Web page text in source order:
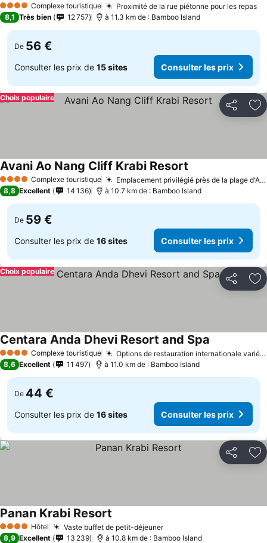
4 Étoiles Complexe touristique Proximité de la rue piétonne pour les repas
8,1 Très bien 12 757 à 11.3 km de : Bamboo Island
De 56 €
Consulter les prix de 15 sites Consulter les prix
Partager
Choix populaire
4 Étoiles Complexe touristique Emplacement privilégié près de la plage d'Ao Nang
Avani Ao Nang Cliff Krabi Resort
8,8 Excellent 14 136 à 10.7 km de : Bamboo Island
De 59 €
Consulter les prix de 16 sites Consulter les prix
Partager
Choix populaire
4 Étoiles Complexe touristique Options de restauration internationale variées
Centara Anda Dhevi Resort and Spa
8,6 Excellent 11 497 à 11.0 km de : Bamboo Island
De 44 €
Consulter les prix de 16 sites Consulter les prix
Partager
4 Étoiles Hôtel Vaste buffet de petit-déjeuner
Panan Krabi Resort
8,9 Excellent 13 239 à 10.8 km de : Bamboo Island